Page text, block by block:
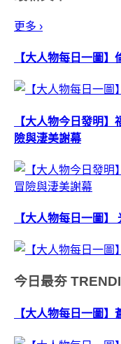
更多 ›
【大人物每日一圖
【大人物今日發明
險與淒美謝幕
【大人物每日一圖
今日最夯
【大人物每日一圖